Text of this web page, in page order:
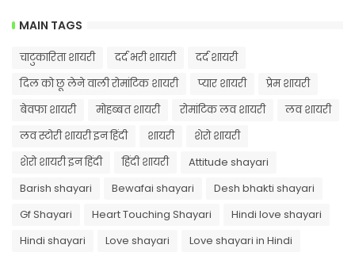
MAIN TAGS
चाटुकारिता शायरी दर्द भरी शायरी
दर्द शायरी
दिल को छू लेने वाली रोमांटिक शायरी
प्यार शायरी
प्रेम शायरी
बेवफा शायरी
मोहब्बत शायरी रोमांटिक लव शायरी
लव शायरी
लव स्टोरी शायरी इन हिंदी
शायरी
शेरो शायरी
शेरो शायरी इन हिंदी
हिंदी शायरी
Attitude shayari
Barish shayari
Bewafai shayari
Desh bhakti shayari
Gf Shayari
Heart Touching Shayari
Hindi love shayari
Hindi shayari
Love shayari
Love shayari in Hindi